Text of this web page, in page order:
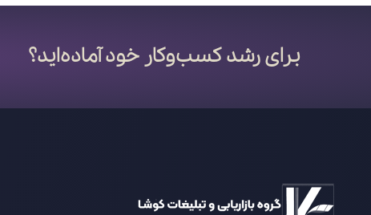
برای رشد کسب‌وکار خود آماده‌اید؟